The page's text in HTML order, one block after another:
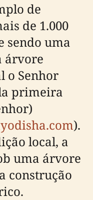
de
de 1.000
sendo uma
árvore
o Senhor
primeira
).
local, a
uma árvore
construção